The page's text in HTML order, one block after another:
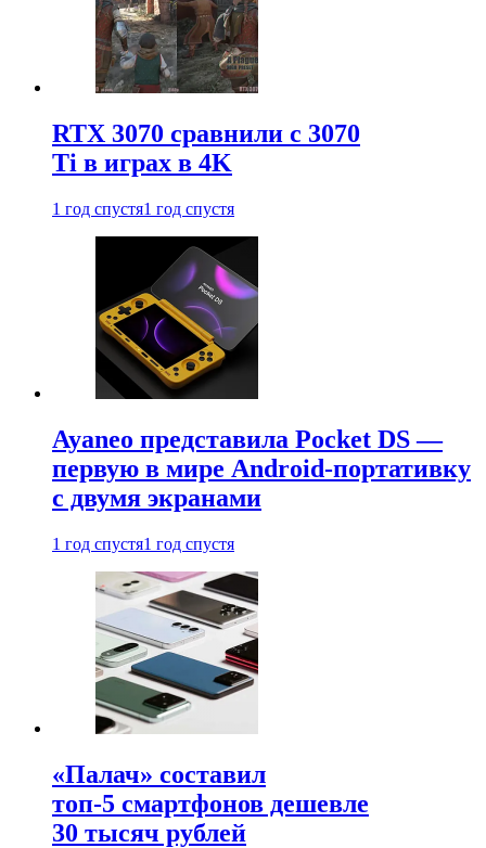
RTX 3070 сравнили с 3070
Ti в играх в 4K
1 год спустя1 год спустя
Ayaneo представила Pocket DS —
первую в мире Android-портативку
с двумя экранами
1 год спустя1 год спустя
«Палач» составил
топ-5 смартфонов дешевле
30 тысяч рублей